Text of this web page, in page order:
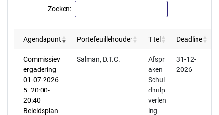
Zoeken:
Agendapunt Portefeuillehouder Titel Deadline
Commissiev
ergadering
01-07-2026
5. 20:00-
20:40
Beleidsplan
Salman, D.T.C.
Afspr
aken
Schul
dhulp
verlen
ing
31-12-
2026